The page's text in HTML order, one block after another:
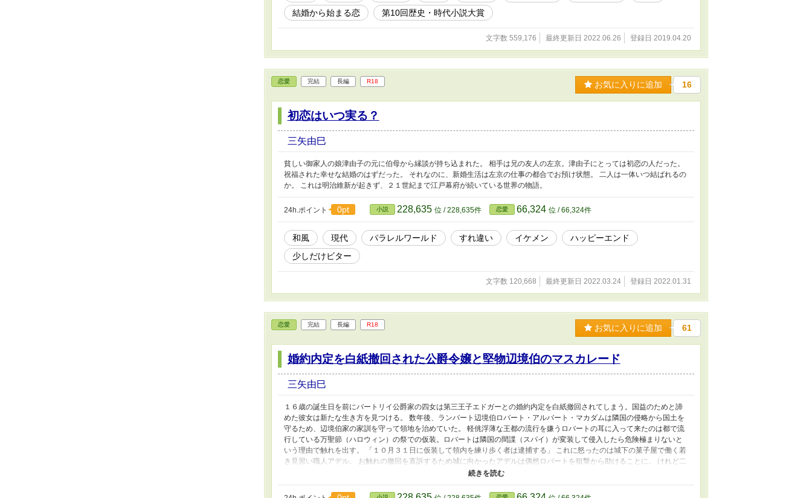
結婚から始まる恋
第10回歴史・時代小説大賞
文字数 559,176 最終更新日 2022.06.26 登録日 2019.04.20
恋愛 完結 長編 R18 お気に入りに追加 16
初恋はいつ実る？
三矢由巳
貧しい御家人の娘津由子の元に伯母から縁談が持ち込まれた。 相手は兄の友人の左京。津由子にとっては初恋の人だった。
祝福された幸せな結婚のはずだった。 それなのに、新婚生活は左京の仕事の都合でお預け状態。 二人は一体いつ結ばれるの
か。 これは明治維新が起きず、２１世紀まで江戸幕府が続いている世界の物語。
24h.ポイント 0pt 小説 228,635 位 / 228,635件 恋愛 66,324 位 / 66,324件
和風 現代 パラレルワールド すれ違い イケメン
ハッピーエンド
少しだけビター
文字数 120,668 最終更新日 2022.03.24 登録日 2022.01.31
恋愛 完結 長編 R18 お気に入りに追加 61
婚約内定を白紙撤回された公爵令嬢と堅物辺境伯のマスカレード
三矢由巳
１６歳の誕生日を前にバートリイ公爵家の四女は第三王子エドガーとの婚約内定を白紙撤回されてしまう。国益のためと諦
めた彼女は新たな生き方を見つける。 数年後、ランバート辺境伯ロバート・アルバート・マカダムは隣国の侵略から国土を
守るため、辺境伯家の家訓を守って領地を治めていた。 軽佻浮薄な王都の流行を嫌うロバートの耳に入って来たのは都で流
行している万聖節（ハロウィン）の祭での仮装。ロバートは隣国の間諜（スパイ）が変装して侵入したら危険極まりないと
いう理由で触れを出す。 「１０月３１日に仮装して領内を練り歩く者は逮捕する」 これに怒ったのは城下の菓子屋で働く若
き見習い職人アデル。 お触れの撤回を直訴するため城に向かったアデルは偶然ロバートを狙撃から助けることに。 けれど二
人の間の溝は深い。 態度の大きな上腕二頭筋の発達した女職人と頑固な割れ顎の辺境伯は果たして理解し合えるのか。 な
お、この作品は他サイトで発表した作品を増補改訂したものです。